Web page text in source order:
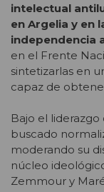
intelectual
en Argelia y en
independencia
en el Frente
sintetizarlas en
capaz de
Bajo el
buscado
moderando su
núcleo
Zemmour y